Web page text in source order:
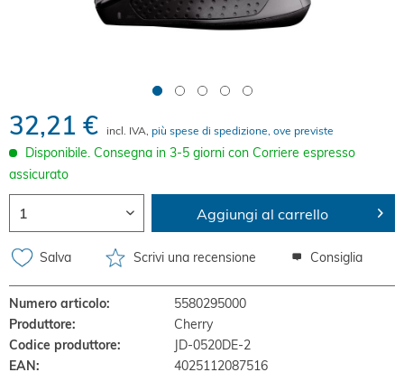
32,21 € incl. IVA, più spese di spedizione, ove previste
Disponibile. Consegna in 3-5 giorni con Corriere espresso
assicurato
Aggiungi al carrello
Salva Scrivi una recensione Consiglia
Numero articolo:
5580295000
Produttore:
Cherry
Codice produttore:
JD-0520DE-2
EAN:
4025112087516